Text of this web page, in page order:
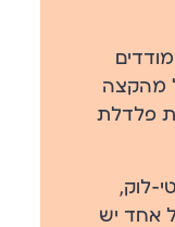
מהקצה
פלדלת
לוק,
אחד יש